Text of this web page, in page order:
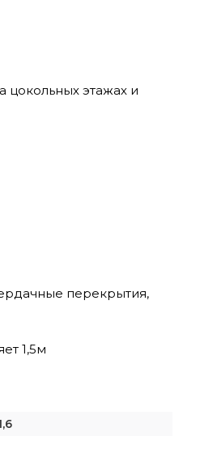
цокольных этажах и
перекрытия,
1,5м